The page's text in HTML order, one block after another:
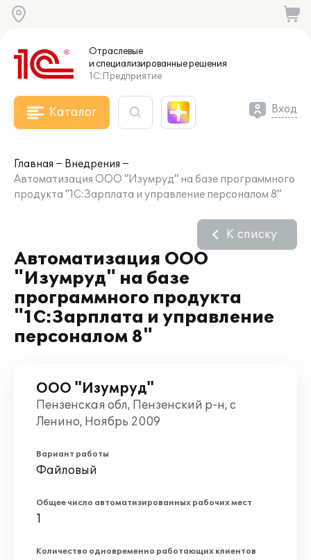
Отраслевые
и специализированныерешения
1С:Предприятие
Каталог Вход
Главная
Внедрения
Автоматизация ООО "Изумруд" на базе программного
продукта "1С:Зарплата и управление персоналом 8"
Автоматизация ООО
"Изумруд" на базе
программного продукта
"1С:Зарплата и управление
персоналом 8"
К списку
ООО "Изумруд"
Пензенская обл, Пензенский р-н, с
Ленино, Ноябрь 2009
Вариант работы
Файловый
Общее число автоматизированных рабочих мест
1
Количество одновременно работающих клиентов